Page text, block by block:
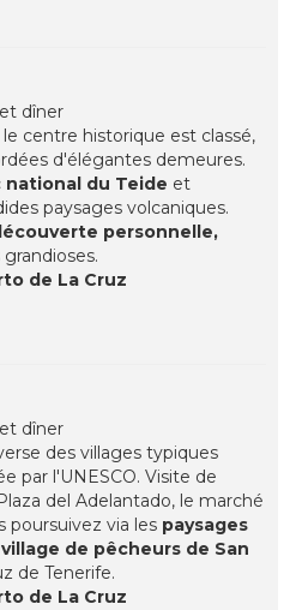
dîner
centre historique est classé,
d'élégantes demeures.
national du Teide et
paysages volcaniques.
personnelle,
de La Cruz
dîner
des villages typiques
par l'UNESCO. Visite de
del Adelantado, le marché
poursuivez via les paysages
village de pêcheurs de San
de Tenerife.
de La Cruz